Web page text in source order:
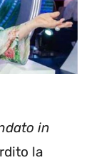
in
la